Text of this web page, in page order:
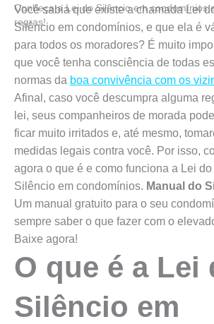
Conheça a Lei do Silêncio em condomínios
regras!
Você sabia que existe a chamada Lei
Silêncio em condomínios, e que ela é
para todos os moradores? É muito
que você tenha consciência de todas
normas da boa convivência com os
Afinal, caso você descumpra alguma
lei, seus companheiros de morada
ficar muito irritados e, até mesmo,
medidas legais contra você. Por isso,
agora o que é e como funciona a Lei do
Silêncio em condomínios. Manual do
Um manual gratuito para o seu
sempre saber o que fazer com o
Baixe agora!
O que é a Lei
Silêncio em